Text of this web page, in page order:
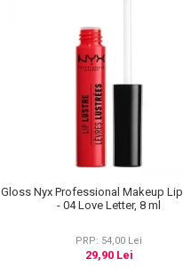
Gloss Nyx Professional Makeup
- 04 Love Letter, 8 ml
PRP: 54,00 Lei
29,90 Lei